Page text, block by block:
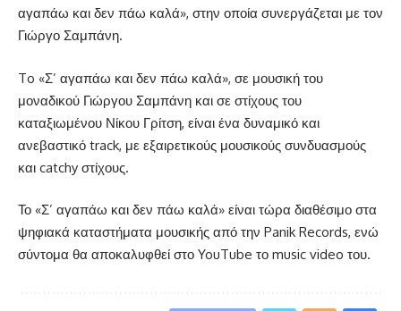
αγαπάω και δεν πάω καλά», στην οποία συνεργάζεται με τον
Γιώργο Σαμπάνη.
To «Σ’ αγαπάω και δεν πάω καλά», σε μουσική του
μοναδικού Γιώργου Σαμπάνη και σε στίχους του
καταξιωμένου Νίκου Γρίτση, είναι ένα δυναμικό και
ανεβαστικό track, με εξαιρετικούς μουσικούς συνδυασμούς
και catchy στίχους.
Το «Σ’ αγαπάω και δεν πάω καλά» είναι τώρα διαθέσιμο στα
ψηφιακά καταστήματα μουσικής από την Panik Records, ενώ
σύντομα θα αποκαλυφθεί στο YouTube το music video του.